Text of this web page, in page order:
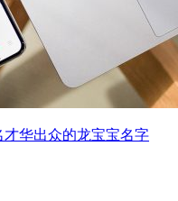
才华出众的龙宝宝名字